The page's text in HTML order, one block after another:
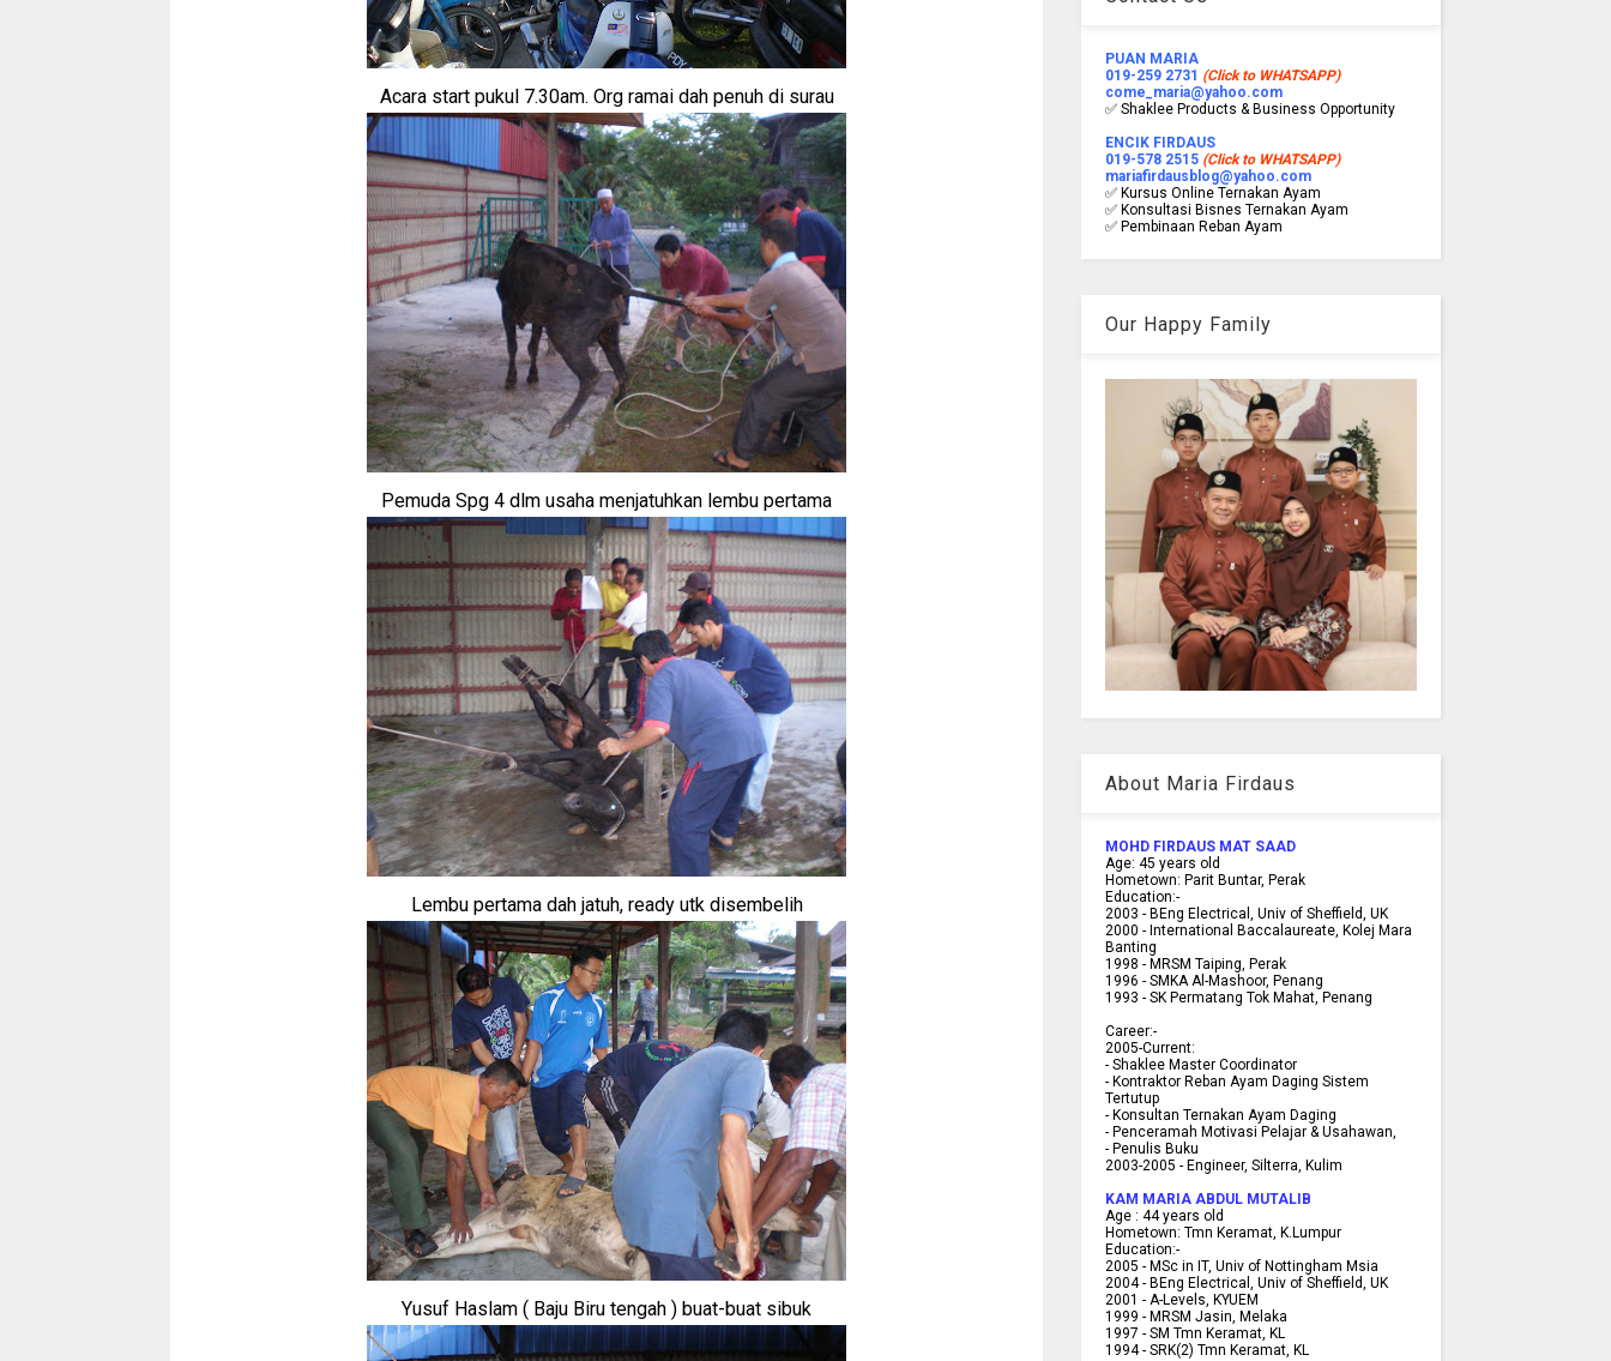
Acara start pukul 7.30am. Org ramai dah penuh di surau
Pemuda Spg 4 dlm usaha menjatuhkan lembu pertama
Lembu pertama dah jatuh, ready utk disembelih
Yusuf Haslam ( Baju Biru tengah ) buat-buat sibuk
PUAN MARIA
019-259 2731 (Click to WHATSAPP)
come_maria@yahoo.com
✅ Shaklee Products & Business Opportunity
ENCIK FIRDAUS
019-578 2515 (Click to WHATSAPP)
mariafirdausblog@yahoo.com
✅ Kursus Online Ternakan Ayam
✅ Konsultasi Bisnes Ternakan Ayam
✅ Pembinaan Reban Ayam
Our Happy Family
About Maria Firdaus
MOHD FIRDAUS MAT SAAD
Age: 45 years old
Hometown: Parit Buntar, Perak
Education:-
2003 - BEng Electrical, Univ of Sheffield, UK
2000 - International Baccalaureate, Kolej Mara
Banting
1998 - MRSM Taiping, Perak
1996 - SMKA Al-Mashoor, Penang
1993 - SK Permatang Tok Mahat, Penang
Career:-
2005-Current:
- Shaklee Master Coordinator
- Kontraktor Reban Ayam Daging Sistem
Tertutup
- Konsultan Ternakan Ayam Daging
- Penceramah Motivasi Pelajar & Usahawan,
- Penulis Buku
2003-2005 - Engineer, Silterra, Kulim
KAM MARIA ABDUL MUTALIB
Age : 44 years old
Hometown: Tmn Keramat, K.Lumpur
Education:-
2005 -MSc in IT, Univ of Nottingham Msia
2004 - BEng Electrical, Univ of Sheffield, UK
2001 - A-Levels, KYUEM
1999 - MRSM Jasin, Melaka
1997 - SM Tmn Keramat, KL
1994 - SRK(2) Tmn Keramat, KL